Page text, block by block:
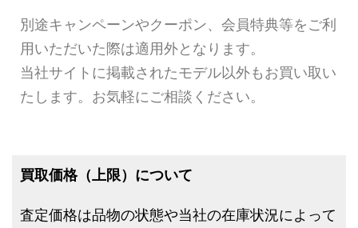
別途キャンペーンやクーポン、会員特典等をご利
用いただいた際は適用外となります。
当社サイトに掲載されたモデル以外もお買い取い
たします。お気軽にご相談ください。
買取価格（上限）について
査定価格は品物の状態や当社の在庫状況によって